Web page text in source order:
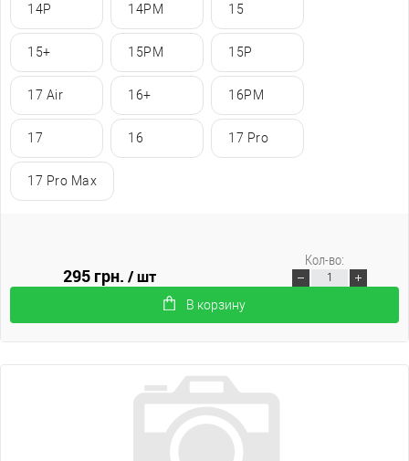
14P 14PM 15
15+ 15PM 15P
17 Air 16+ 16PM
17 16 17 Pro
17 Pro Max
295 грн./ шт
В корзину
Кол-во: